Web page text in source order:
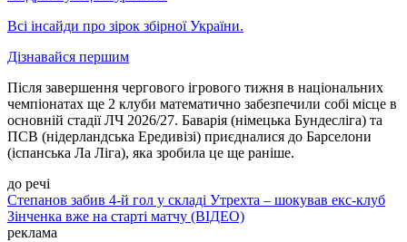
Всі інсайди про зірок збірної України.
Дізнавайся першим
Після завершення чергового ігрового тижня в національних
чемпіонатах ще 2 клуби математично забезпечили собі місце в
основній стадії ЛЧ 2026/27. Баварія (німецька Бундесліга) та
ПСВ (нідерландська Ередивізі) приєдналися до Барселони
(іспанська Ла Ліга), яка зробила це ще раніше.
до речі
Степанов забив 4-й гол у складі Утрехта – шокував екс-клуб
Зінченка вже на старті матчу (ВІДЕО)
реклама